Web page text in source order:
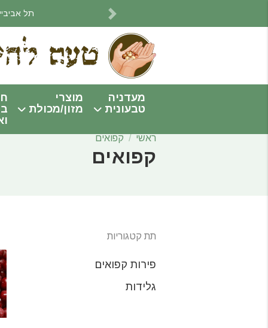
תל אביביים! אנחנו
Next
מעדניה
טבעונית
מוצרי
מזון/מכולת
ראשי קפואים
קפואים
תת קטגוריות
פירות קפואים
גלידות